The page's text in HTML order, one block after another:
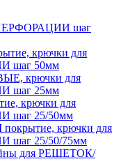
шаг
крючки для
шаг 50мм
крючки для
шаг 25мм
крючки для
шаг 25/50мм
крючки для
25/50/75мм
для РЕШЕТОК/